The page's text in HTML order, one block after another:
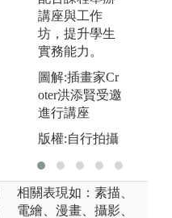
講座與工作
坊，提升學生
實務能力。
圖解:插畫家Cr
oter洪添賢受邀
進行講座
版權:自行拍攝
相關表現如：素描、
電繪、漫畫、攝影、